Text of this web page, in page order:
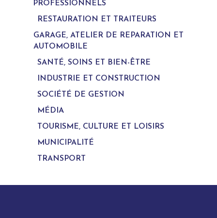
PROFESSIONNELS
RESTAURATION ET TRAITEURS
GARAGE, ATELIER DE REPARATION ET
AUTOMOBILE
SANTÉ, SOINS ET BIEN-ÊTRE
INDUSTRIE ET CONSTRUCTION
SOCIÉTÉ DE GESTION
MÉDIA
TOURISME, CULTURE ET LOISIRS
MUNICIPALITÉ
TRANSPORT